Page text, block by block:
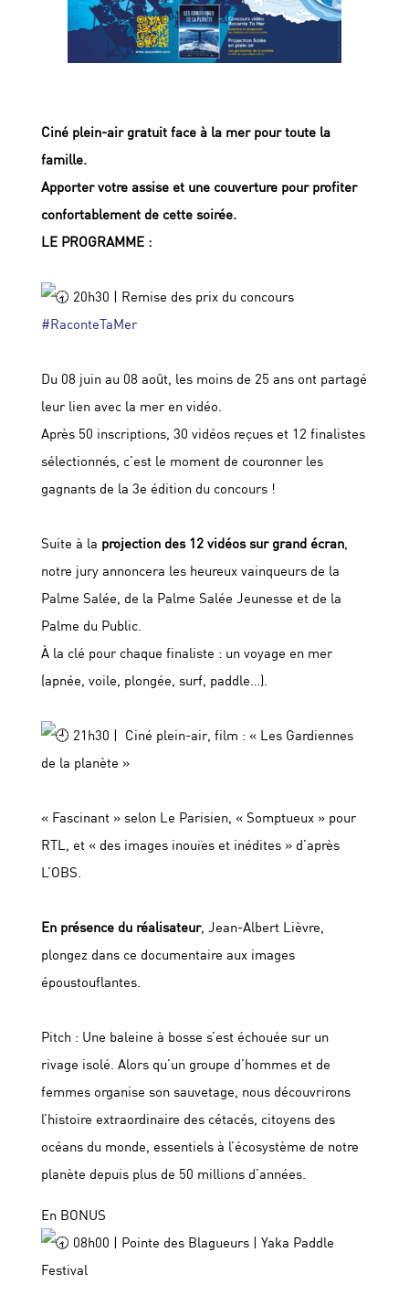
Ciné plein-air gratuit face à la mer pour toute la
famille.
Apporter votre assise et une couverture pour profiter
confortablement de cette soirée.
LE PROGRAMME :
20h30 | Remise des prix du concours
#RaconteTaMer
Du 08 juin au 08 août, les moins de 25 ans ont partagé
leur lien avec la mer en vidéo.
Après 50 inscriptions, 30 vidéos reçues et 12 finalistes
sélectionnés, c’est le moment de couronner les
gagnants de la 3e édition du concours !
Suite à la projection des 12 vidéos sur grand écran
notre jury annoncera les heureux vainqueurs de la
Palme Salée, de la Palme Salée Jeunesse et de la
Palme du Public.
À la clé pour chaque finaliste : un voyage en mer
(apnée, voile, plongée, surf, paddle…).
21h30 | Ciné plein-air, film : « Les Gardiennes
de la planète »
« Fascinant » selon Le Parisien, « Somptueux » pour
RTL, et « des images inouïes et inédites » d’après
L’OBS.
En présence du réalisateur, Jean-Albert Lièvre,
plongez dans ce documentaire aux images
époustouflantes.
Pitch : Une baleine à bosse s’est échouée sur un
rivage isolé. Alors qu’un groupe d’hommes et de
femmes organise son sauvetage, nous découvrirons
l’histoire extraordinaire des cétacés, citoyens des
océans du monde, essentiels à l’écosystème de notre
planète depuis plus de 50 millions d’années.
En BONUS
08h00 | Pointe des Blagueurs | Yaka Paddle
Festival